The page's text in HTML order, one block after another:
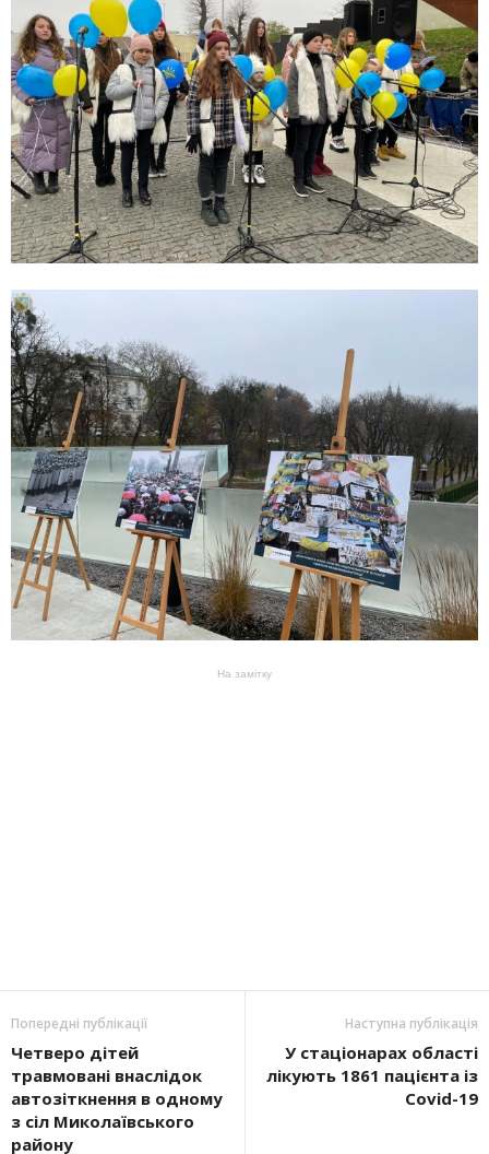
На замітку
Попередні публікації
Четверо дітей
травмовані внаслідок
автозіткнення в одному
з сіл Миколаївського
району
Наступна публікація
У стаціонарах області
лікують 1861 пацієнта із
Covid-19